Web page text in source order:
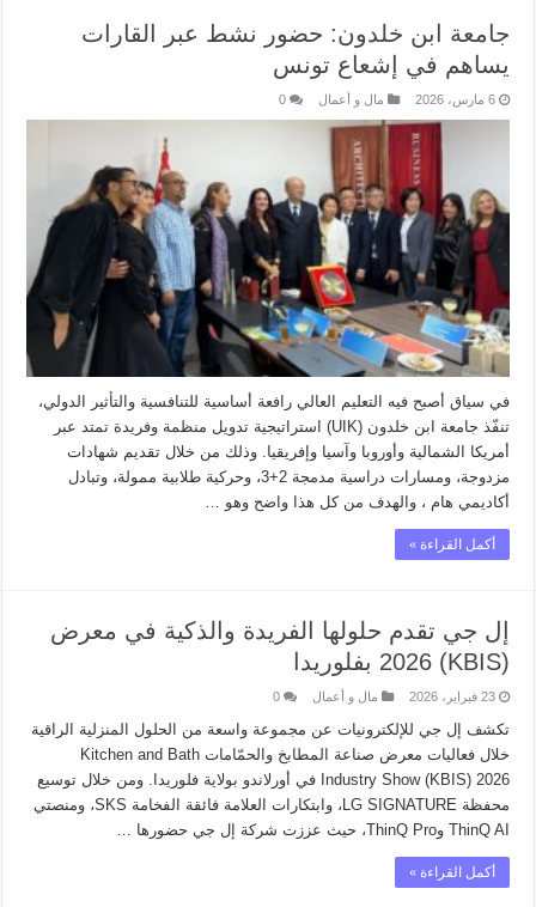
جامعة ابن خلدون: حضور نشط عبر القارات
يساهم في إشعاع تونس
6 مارس، 2026 مال و أعمال 0
في سياق أصبح فيه التعليم العالي رافعة أساسية للتنافسية والتأثير الدولي،
تنفّذ جامعة ابن خلدون (UIK) استراتيجية تدويل منظمة وفريدة تمتد عبر
أمريكا الشمالية وأوروبا وآسيا وإفريقيا. وذلك من خلال تقديم شهادات
مزدوجة، ومسارات دراسية مدمجة 2+3، وحركية طلابية ممولة، وتبادل
أكاديمي هام ، والهدف من كل هذا واضح وهو …
أكمل القراءة »
إل جي تقدم حلولها الفريدة والذكية في معرض
(KBIS) 2026 بفلوريدا
23 فبراير، 2026 مال و أعمال 0
تكشف إل جي للإلكترونيات عن مجموعة واسعة من الحلول المنزلية الراقية
خلال فعاليات معرض صناعة المطابخ والحمّامات Kitchen and Bath
Industry Show (KBIS) 2026 في أورلاندو بولاية فلوريدا. ومن خلال توسيع
محفظة LG SIGNATURE، وابتكارات العلامة فائقة الفخامة SKS، ومنصتي
ThinQ AI وThinQ Pro، حيث عززت شركة إل جي حضورها …
أكمل القراءة »